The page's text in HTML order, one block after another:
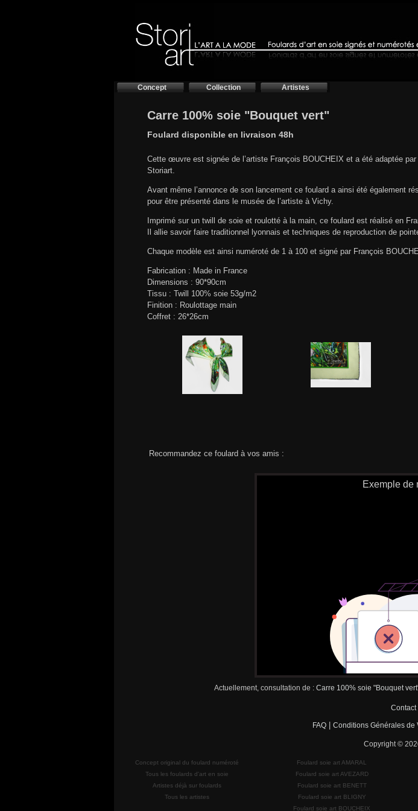
Concept Collection Artistes
Carre 100% soie "Bouquet vert"
Foulard disponible en livraison 48h
Cette œuvre est signée de l’artiste François BOUCHEIX et a été adaptée par
Storiart.
Avant même l’annonce de son lancement ce foulard a ainsi été également
pour être présenté dans le musée de l’artiste à Vichy.
Imprimé sur un twill de soie et roulotté à la main, ce foulard est réalisé en
Il allie savoir faire traditionnel lyonnais et techniques de reproduction de
Chaque modèle est ainsi numéroté de 1 à 100 et signé par François
Fabrication : Made in France
Dimensions : 90*90cm
Tissu : Twill 100% soie 53g/m2
Finition : Roulottage main
Coffret : 26*26cm
Recommandez ce foulard à vos amis :
Exemple de
Actuellement, consultation de : Carre 100% soie "Bouquet
Contact|
FAQ Conditions Générales de
Copyright ©
Concept original du foulard numéroté
Tous les foulards d'art en soie
Artistes déjà sur foulards
Tous les artistes
Foulard soie art AMARAL
Foulard soie art AVEZARD
Foulard soie art BENETT
Foulard soie art BLIGNY
Foulard soie art BOUCHEIX